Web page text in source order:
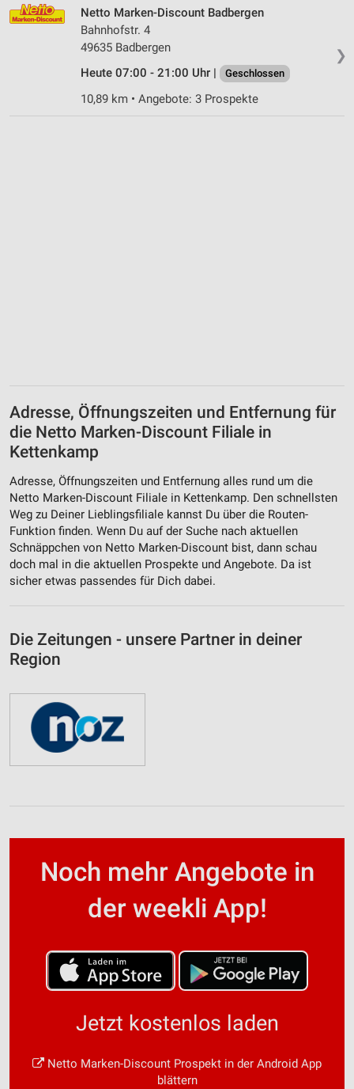
❯
Netto Marken-Discount Badbergen
Bahnhofstr. 4
49635 Badbergen
Heute 07:00 - 21:00 Uhr |
Geschlossen
10,89 km • Angebote: 3 Prospekte
Adresse, Öffnungszeiten und Entfernung für
die Netto Marken-Discount Filiale in
Kettenkamp
Adresse, Öffnungszeiten und Entfernung alles rund um die
Netto Marken-Discount Filiale in Kettenkamp. Den schnellsten
Weg zu Deiner Lieblingsfiliale kannst Du über die Routen-
Funktion finden. Wenn Du auf der Suche nach aktuellen
Schnäppchen von Netto Marken-Discount bist, dann schau
doch mal in die aktuellen Prospekte und Angebote. Da ist
sicher etwas passendes für Dich dabei.
Die Zeitungen - unsere Partner in deiner
Region
Noch mehr Angebote in
der weekli App!
Jetzt kostenlos laden
Netto Marken-Discount Prospekt in der Android App
blättern